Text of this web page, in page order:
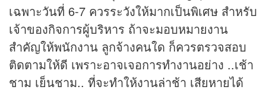
เฉพาะวันที่ 6-7 ควรระวังให้มากเป็นพิเศษ สำหรับ
เจ้าของกิจการผู้บริหาร ถ้าจะมอบหมายงาน
สำคัญให้พนักงาน ลูกจ้างคนใด ก็ควรตรวจสอบ
ติดตามให้ดี เพราะอาจเจอการทำงานอย่าง ..เช้า
ชาม เย็นชาม.. ที่จะทำให้งานล่าช้า เสียหายได้